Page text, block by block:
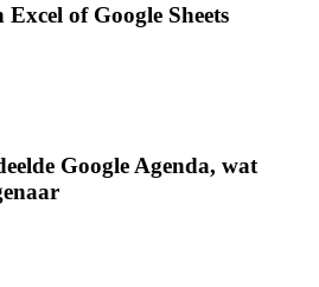
of Google Sheets
Google Agenda, wat